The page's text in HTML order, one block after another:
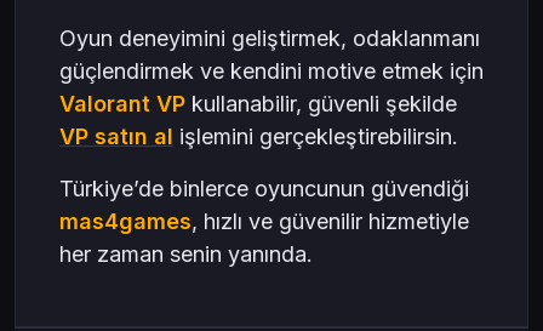
Oyun deneyimini geliştirmek, odaklanmanı
güçlendirmek ve kendini motive etmek için
Valorant VP kullanabilir, güvenli şekilde
VP satın al işlemini gerçekleştirebilirsin.
Türkiye’de binlerce oyuncunun güvendiği
mas4games, hızlı ve güvenilir hizmetiyle
her zaman senin yanında.